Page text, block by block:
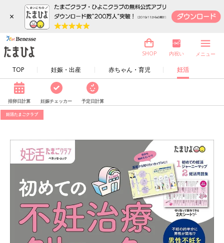
×
TOP 妊娠・出産 赤ちゃん・育児 妊活
SHOP 内祝い メニュー
排卵日計算 妊娠チェッカー 予定日計算
妊活たまごクラブ